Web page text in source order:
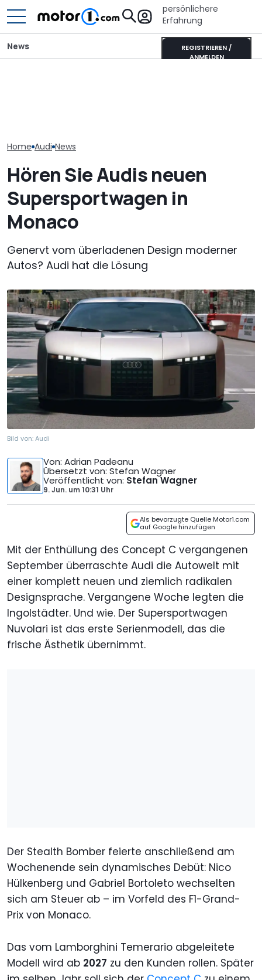
persönlichere
Erfahrung
REGISTRIEREN /
ANMELDEN
News
Home Audi News
Hören Sie Audis neuen
Supersportwagen in
Monaco
Genervt vom überladenen Design moderner
Autos? Audi hat die Lösung
Bild von:Audi
Von: Adrian Padeanu
Übersetzt von: Stefan Wagner
Veröffentlicht von: Stefan Wagner
9. Jun. um10:31 Uhr
Als bevorzugte Quelle Motor1.com
auf Google hinzufügen
Mit der Enthüllung des Concept C vergangenen
September überraschte Audi die Autowelt mit
einer komplett neuen und ziemlich radikalen
Designsprache. Vergangene Woche legten die
Ingolstädter. Und wie. Der Supersportwagen
Nuvolari ist das erste Serienmodell, das die
frische Ästhetik übernimmt.
Der Stealth Bomber feierte anschließend am
Wochenende sein dynamisches Debüt: Nico
Hülkenberg und Gabriel Bortoleto wechselten
sich am Steuer ab – im Vorfeld des F1-Grand-
Prix von Monaco.
Das vom Lamborghini Temerario abgeleitete
Modell wird ab 2027 zu den Kunden rollen. Später